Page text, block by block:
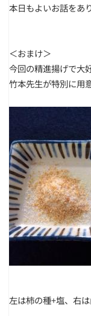
本日もよいお話をあ
＜おまけ＞
今回の精進揚げで大
竹本先生が特別に用
左は柿の種+塩、右